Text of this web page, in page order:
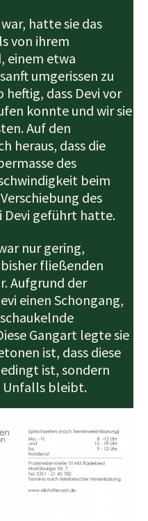
hatte sie das
von ihrem
einem etwa
umgerissen zu
dass Devi vor
konnte und wir sie
Auf den
heraus, dass die
des
beim
des
Devi geführt hatte.
nur gering,
fließenden
Aufgrund der
einen Schon­gang,
Gangart legte sie
ist, dass diese
ist, sondern
Unfalls bleibt.